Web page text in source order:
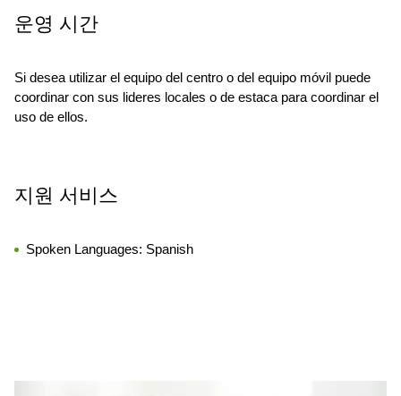
운영 시간
Si desea utilizar el equipo del centro o del equipo móvil puede
coordinar con sus lideres locales o de estaca para coordinar el
uso de ellos.
지원 서비스
Spoken Languages: Spanish